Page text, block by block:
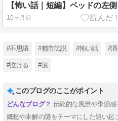
【怖い話｜短編】ベッドの左側
10ヶ月前
#不思議 #都市伝説 #怖い話 #
#泣ける #涙
このブログのここがポイント
伝統的な風景や季節
郷愁や未解の謎をテーマにした短い起